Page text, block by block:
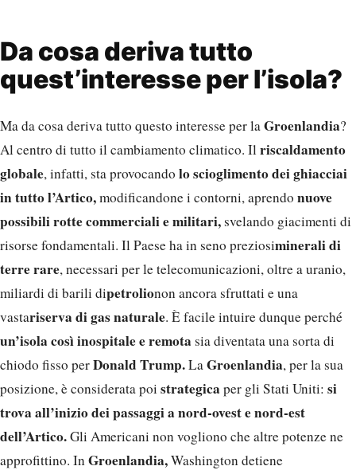
Da cosa deriva tutto
quest’interesse per l’isola?
Ma da cosa deriva tutto questo interesse per laGroenlandia?
Al centro di tutto il cambiamento climatico. Ilriscaldamento
globale, infatti, sta provocando lo scioglimento dei ghiacciai
in tutto l’Artico,modificandone i contorni, aprendo nuove
possibili rotte commerciali e militari,svelando giacimenti di
risorse fondamentali. Il Paese ha in seno preziosiminerali di
terre rare, necessari per le telecomunicazioni, oltre a uranio,
miliardi di barili dipetrolionon ancora sfruttati e una
vastariserva di gas naturale. È facile intuire dunque perché
un’isola così inospitale e remota sia diventata una sorta di
chiodo fisso perDonald Trump.LaGroenlandia, per la sua
posizione, è considerata poi strategica per gli Stati Uniti: si
trova all’inizio dei passaggi a nord-ovest e nord-est
dell’Artico.Gli Americani non vogliono che altre potenze ne
approfittino. InGroenlandia,Washington detiene